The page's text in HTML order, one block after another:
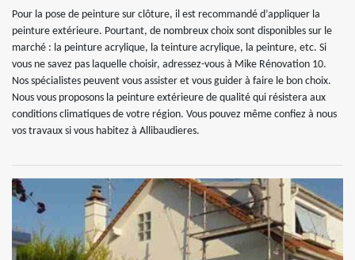
Pour la pose de peinture sur clôture, il est recommandé d’appliquer la
peinture extérieure. Pourtant, de nombreux choix sont disponibles sur le
marché : la peinture acrylique, la teinture acrylique, la peinture, etc. Si
vous ne savez pas laquelle choisir, adressez-vous à Mike Rénovation 10.
Nos spécialistes peuvent vous assister et vous guider à faire le bon choix.
Nous vous proposons la peinture extérieure de qualité qui résistera aux
conditions climatiques de votre région. Vous pouvez même confiez à nous
vos travaux si vous habitez à Allibaudieres.